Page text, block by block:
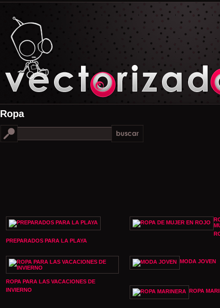
Ropa
PREPARADOS PARA LA PLAYA
ROPA PARA LAS VACACIONES DE
INVIERNO
MODA JOVEN
ROPA